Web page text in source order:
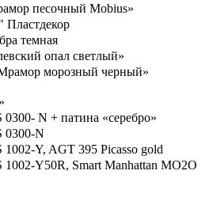
песочный Mobius»
темная
опал светлый»
морозный черный»
N + патина «серебро»
0300-N
Y, AGT 395 Picasso gold
1002-Y50R, Smart Manhattan МО2O